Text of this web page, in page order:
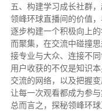
五、构建学习成长社群
领峰环球直播间的价值
逐步构建一个积极向上
而聚集，在交流中碰撞
接专业与大众、连接不
用户收获的不仅是知识
交流的网络，以及把握
让每一次观看都成为参
总而言之，探秘领峰环